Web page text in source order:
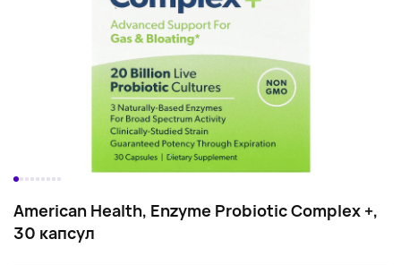
American Health, Enzyme Probiotic Complex +,
30 капсул